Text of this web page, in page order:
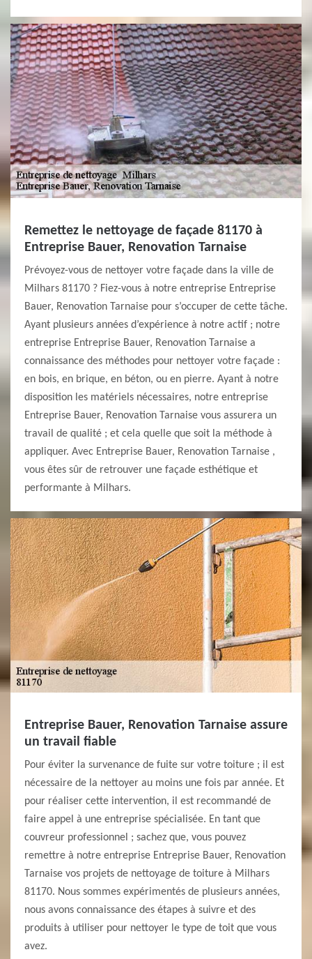
Remettez le nettoyage de façade 81170 à
Entreprise Bauer, Renovation Tarnaise
Prévoyez-vous de nettoyer votre façade dans la ville de
Milhars 81170 ? Fiez-vous à notre entreprise Entreprise
Bauer, Renovation Tarnaise pour s’occuper de cette tâche.
Ayant plusieurs années d’expérience à notre actif ; notre
entreprise Entreprise Bauer, Renovation Tarnaise a
connaissance des méthodes pour nettoyer votre façade :
en bois, en brique, en béton, ou en pierre. Ayant à notre
disposition les matériels nécessaires, notre entreprise
Entreprise Bauer, Renovation Tarnaise vous assurera un
travail de qualité ; et cela quelle que soit la méthode à
appliquer. Avec Entreprise Bauer, Renovation Tarnaise ,
vous êtes sûr de retrouver une façade esthétique et
performante à Milhars.
Entreprise Bauer, Renovation Tarnaise assure
un travail fiable
Pour éviter la survenance de fuite sur votre toiture ; il est
nécessaire de la nettoyer au moins une fois par année. Et
pour réaliser cette intervention, il est recommandé de
faire appel à une entreprise spécialisée. En tant que
couvreur professionnel ; sachez que, vous pouvez
remettre à notre entreprise Entreprise Bauer, Renovation
Tarnaise vos projets de nettoyage de toiture à Milhars
81170. Nous sommes expérimentés de plusieurs années,
nous avons connaissance des étapes à suivre et des
produits à utiliser pour nettoyer le type de toit que vous
avez.